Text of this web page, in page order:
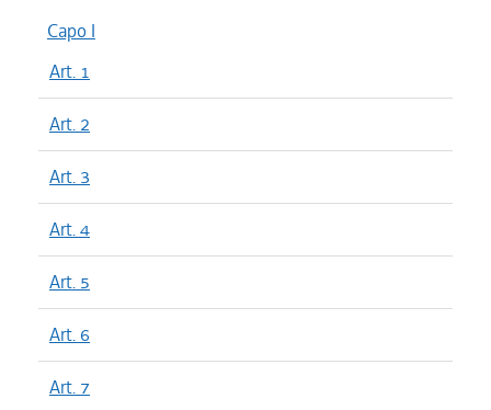
Capo I
Art. 1
Art. 2
Art. 3
Art. 4
Art. 5
Art. 6
Art. 7